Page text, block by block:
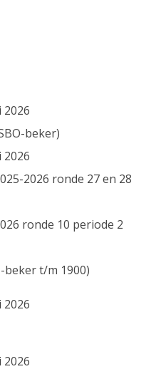
beker)
2026 ronde 27 en 28
ronde 10 periode 2
beker t/m 1900)